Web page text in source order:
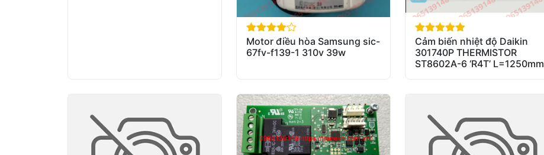
out of 5
Motor điều hòa Samsung sic-
67fv-f139-1 310v 39w
out of 5
Cảm biến nhiệt độ Daikin
301740P THERMISTOR
ST8602A-6 ‘R4T’ L=1250mm